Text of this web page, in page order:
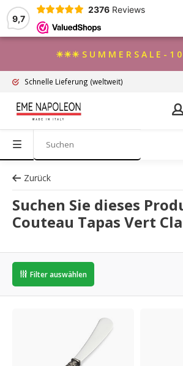
9,7
2376 Reviews
☀☀☀ S U M M E R S A L E - 1
Schnelle Lieferung (weltweit)
Zurück
Suchen Sie dieses
Couteau Tapas Vert
Filter auswählen